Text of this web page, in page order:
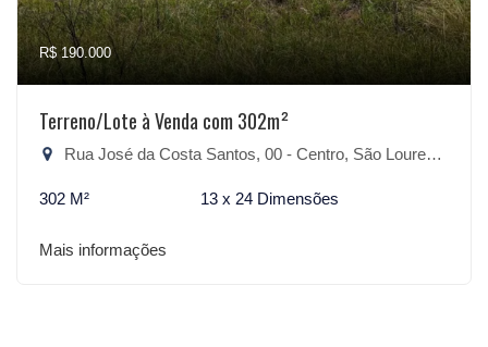
R$ 190.000
Terreno/Lote à Venda com 302m²
Rua José da Costa Santos, 00 - Centro, São Lourenço do Sul-RS
302 M² 13 x 24 Dimensões
Mais informações